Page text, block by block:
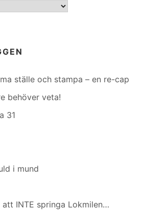
ställe och stampa – en re-cap
behöver veta!
31
i mund
att INTE springa Lokmilen…